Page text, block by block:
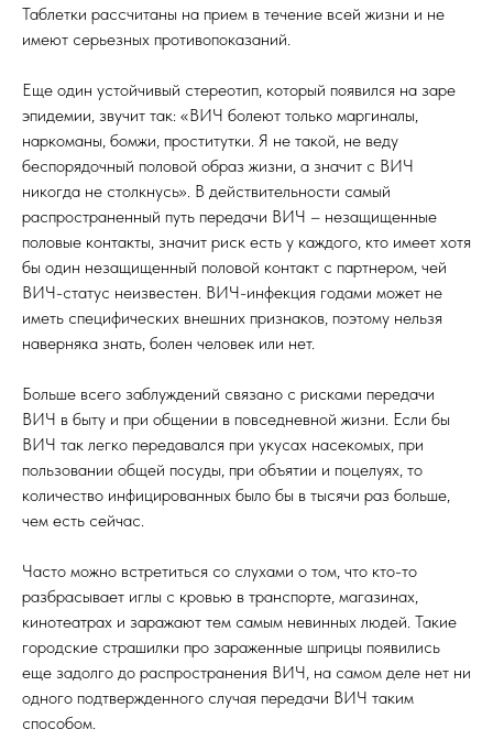
Таблетки рассчитаны на прием в течение всей жизни и не
имеют серьезных противопоказаний.
Еще один устойчивый стереотип, который появился на заре
эпидемии, звучит так: «ВИЧ болеют только маргиналы,
наркоманы, бомжи, проститутки. Я не такой, не веду
беспорядочный половой образ жизни, а значит с ВИЧ
никогда не столкнусь». В действительности самый
распространенный путь передачи ВИЧ – незащищенные
половые контакты, значит риск есть у каждого, кто имеет хотя
бы один незащищенный половой контакт с партнером, чей
ВИЧ-статус неизвестен. ВИЧ-инфекция годами может не
иметь специфических внешних признаков, поэтому нельзя
наверняка знать, болен человек или нет.
Больше всего заблуждений связано с рисками передачи
ВИЧ в быту и при общении в повседневной жизни. Если бы
ВИЧ так легко передавался при укусах насекомых, при
пользовании общей посуды, при объятии и поцелуях, то
количество инфицированных было бы в тысячи раз больше,
чем есть сейчас.
Часто можно встретиться со слухами о том, что кто-то
разбрасывает иглы с кровью в транспорте, магазинах,
кинотеатрах и заражают тем самым невинных людей. Такие
городские страшилки про зараженные шприцы появились
еще задолго до распространения ВИЧ, на самом деле нет ни
одного подтвержденного случая передачи ВИЧ таким
способом.